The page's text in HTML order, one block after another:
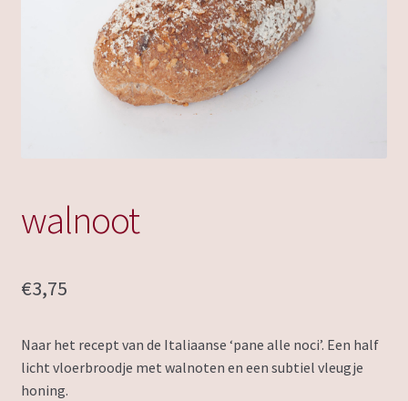
walnoot
€3,75
Naar het recept van de Italiaanse ‘pane alle noci’. Een half
licht vloerbroodje met walnoten en een subtiel vleugje
honing.